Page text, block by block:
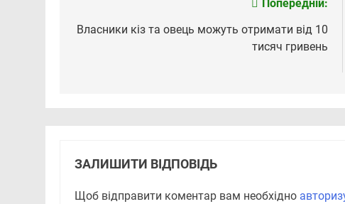
записів
Попередній:
Власники кіз та овець можуть отримати від 10
тисяч гривень
ЗАЛИШИТИ ВІДПОВІДЬ
Щоб відправити коментар вам необхідно